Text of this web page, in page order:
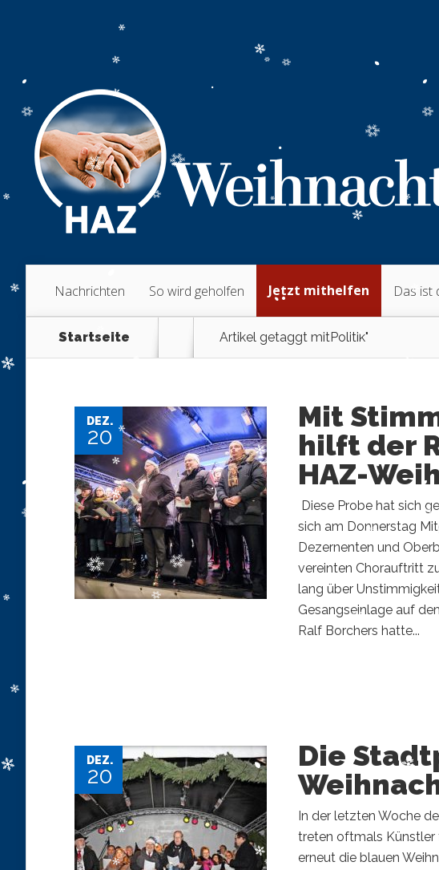
Nachrichten So wird geholfen Jetzt mithelfen Das ist
Startseite Artikel getaggt mitPolitik"
DEZ.
20
Mit
hilft der
HAZ-
Diese Probe hat sich
sich am Donnerstag
Dezernenten und
vereinten Chorauftritt
lang über
Gesangseinlage auf
Ralf Borchers hatte...
DEZ.
20
Die
In der letzten Woche
treten oftmals Künstler
erneut die blauen